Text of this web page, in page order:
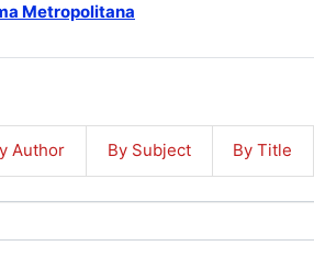
Metropolitana
Author By Subject By Title